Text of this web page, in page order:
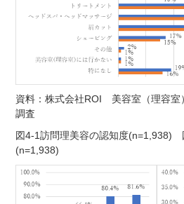
資料：株式会社ROI 美容室（理容室
調査
図4-1訪問理美容の認知度(n=1,938)
(n=1,938)